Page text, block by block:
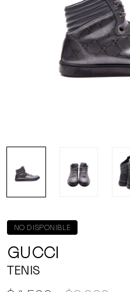
NO DISPONIBLE
GUCCI
TENIS